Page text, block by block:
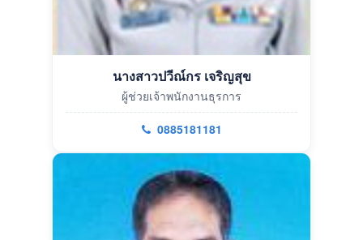
นางสาวปวีณ์กร เจริญสุข
ผู้ช่วยเจ้าพนักงานธุรการ
0885181181